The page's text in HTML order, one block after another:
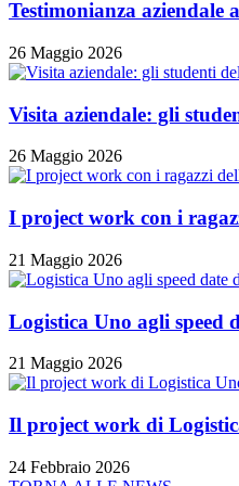
Testimonianza aziendale
26 Maggio 2026
Visita aziendale: gli
26 Maggio 2026
I project work con i
21 Maggio 2026
Logistica Uno agli speed
21 Maggio 2026
Il project work di
24 Febbraio 2026